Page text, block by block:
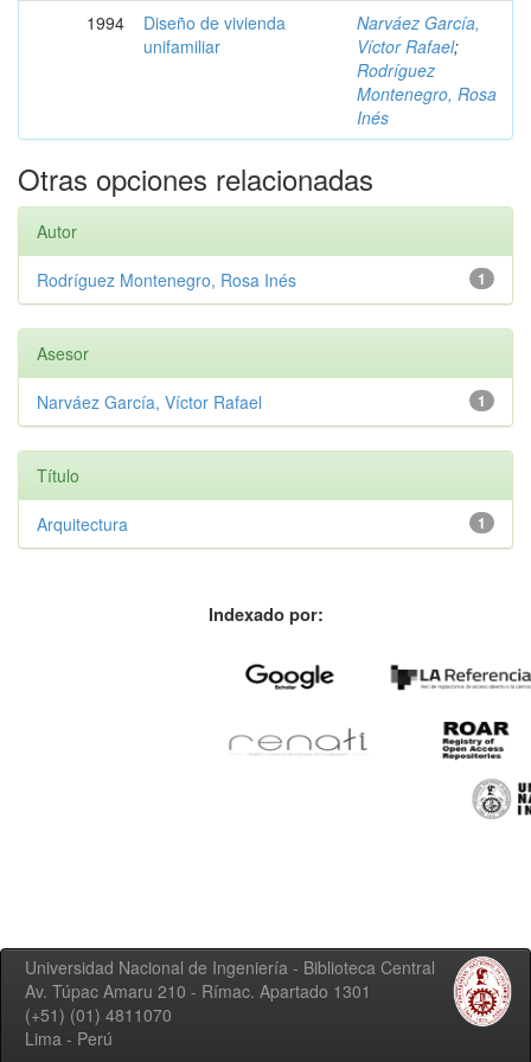
1994
Diseño de vivienda
unifamiliar
Narváez García,
Víctor Rafael;
Rodríguez
Montenegro, Rosa
Inés
Otras opciones relacionadas
Autor
1
Rodríguez Montenegro, Rosa Inés
Asesor
1
Narváez García, Víctor Rafael
Título
1
Arquitectura
Indexado por:
Universidad Nacional de Ingeniería - Biblioteca Central
Av. Túpac Amaru 210 - Rímac. Apartado 1301
(+51) (01) 4811070
Lima - Perú